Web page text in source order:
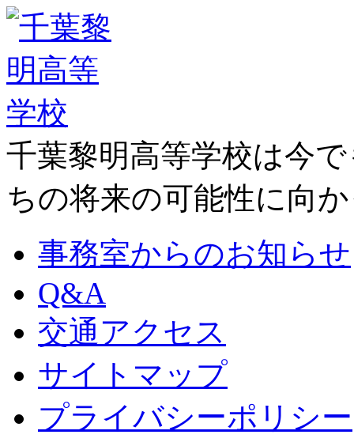
千葉黎明高等学校は今
ちの将来の可能性に向
事務室からのお知らせ
Q&A
交通アクセス
サイトマップ
プライバシーポリシー